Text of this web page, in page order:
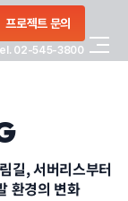
프로젝트 문의
02-545-3800
길, 서버리스부터
환경의 변화